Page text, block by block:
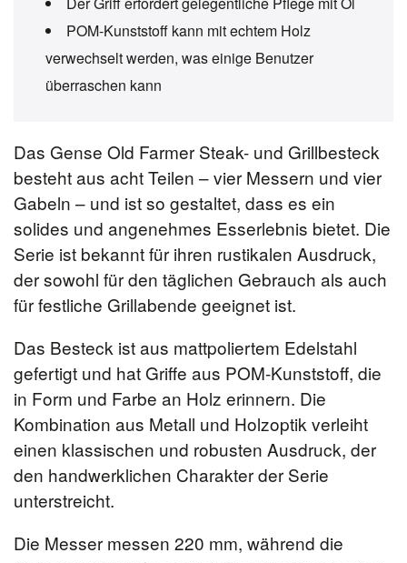
Das Gense Old Farmer Steak- und Grillbesteck
besteht aus acht Teilen – vier Messern und vier
Gabeln – und ist so gestaltet, dass es ein
solides und angenehmes Esserlebnis bietet. Die
Serie ist bekannt für ihren rustikalen Ausdruck,
der sowohl für den täglichen Gebrauch als auch
für festliche Grillabende geeignet ist.
Das Besteck ist aus mattpoliertem Edelstahl
gefertigt und hat Griffe aus POM-Kunststoff, die
in Form und Farbe an Holz erinnern. Die
Kombination aus Metall und Holzoptik verleiht
einen klassischen und robusten Ausdruck, der
den handwerklichen Charakter der Serie
unterstreicht.
Die Messer messen 220 mm, während die
POM-Kunststoff kann mit echtem Holz
verwechselt werden, was einige Benutzer
überraschen kann